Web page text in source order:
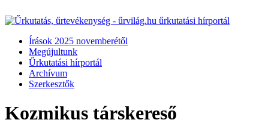
Írások 2025 novemberétől
Megújultunk
Űrkutatási hírportál
Archívum
Szerkesztők
Kozmikus társkereső